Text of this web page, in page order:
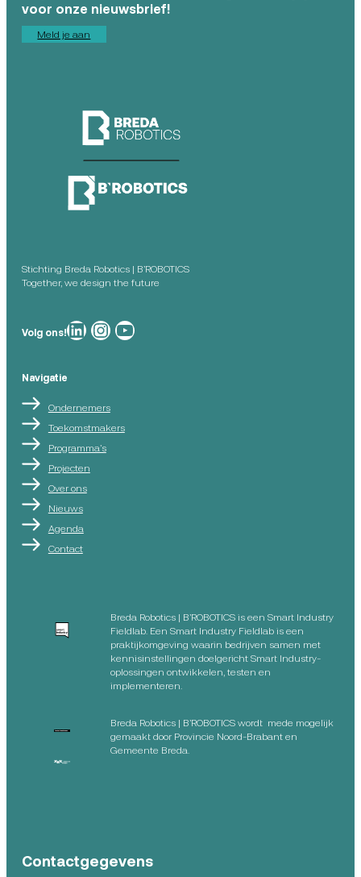
voor onze nieuwsbrief!
Meld je aan
Stichting Breda Robotics | B’ROBOTICS
Together, we design the future
Volg ons!Breda Robotics op Breda Robotics op Instagram
Breda Robotics op
Navigatie
Ondernemers
Toekomstmakers
Programma’s
Projecten
Over ons
Nieuws
Agenda
Contact
Breda Robotics | B’ROBOTICS is een Smart Industry
Fieldlab. Een Smart Industry Fieldlab is een
praktijkomgeving waarin bedrijven samen met
kennisinstellingen doelgericht Smart Industry-
oplossingen ontwikkelen, testen en
implementeren.
Breda Robotics | B’ROBOTICS wordt mede mogelijk
gemaakt door Provincie Noord-Brabant en
Gemeente Breda.
Contactgegevens